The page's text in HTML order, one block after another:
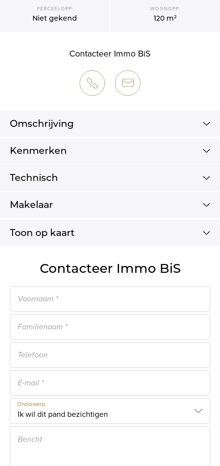
PERCEELOPP.
Niet gekend
WOONOPP.
120 m²
Contacteer Immo BiS
Omschrijving
Kenmerken
Technisch
Makelaar
Toon op kaart
Contacteer Immo BiS
Onderwerp